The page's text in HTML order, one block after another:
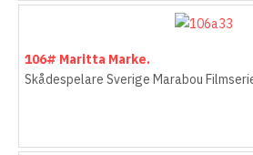
106# Maritta Marke.
Skådespelare Sverige Marabou